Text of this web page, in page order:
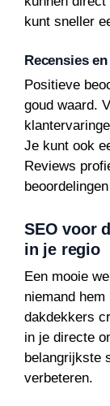
kunt sneller
Recensies
Positieve
goud waard.
Je kunt ook
Reviews
SEO voor
in je regio
Een mooie
niemand
dakdekkers
in je directe
belangrijkste
verbeteren.